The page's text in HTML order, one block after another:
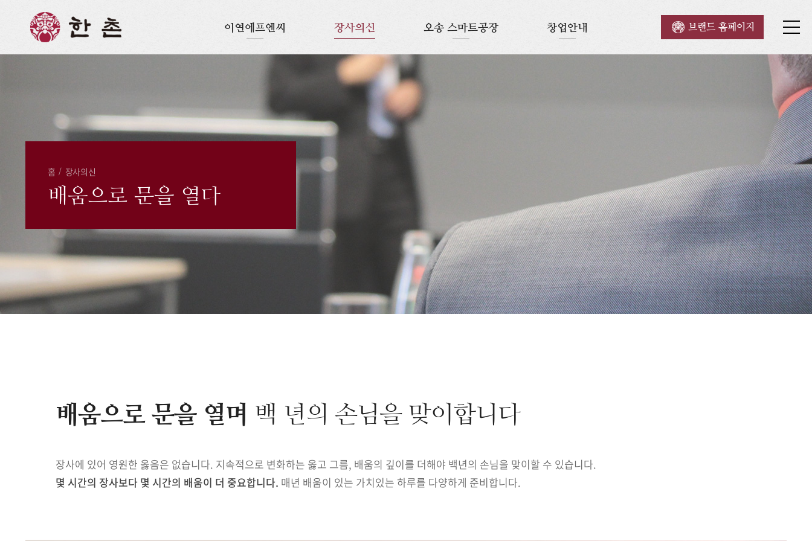
이연에프엔씨 장사의신 오송 스마트공장 창업안내 브랜드 홈페이지
홈 / 장사의신
배움으로 문을 열다
배움으로 문을 열며 백 년의 손님을 맞이합니다
장사에 있어 영원한 옳음은 없습니다. 지속적으로 변화하는 옳고 그름, 배움의 깊이를 더해야 백년의 손님을 맞이할 수 있습니다.
몇 시간의 장사보다 몇 시간의 배움이 더 중요합니다. 매년 배움이 있는 가치있는 하루를 다양하게 준비합니다.